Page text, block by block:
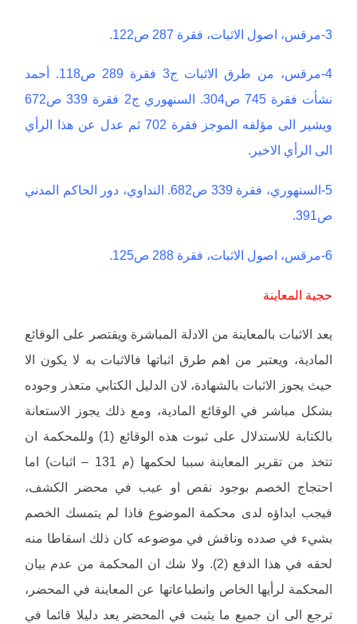
3-مرقس، اصول الاثبات، فقرة 287 ص122.
4-مرقس، من طرق الاثبات ج3 فقرة 289 ص118. أحمد
نشأت فقرة 745 ص304. السنهوري ج2 فقرة 339 ص672
ويشير الى مؤلفه الموجز فقرة 702 ثم عدل عن هذا الرأي
الى الرأي الاخير.
5-السنهوري، فقرة 339 ص682. النداوي، دور الحاكم المدني
ص391.
6-مرقس، اصول الاثبات، فقرة 288 ص125.
حجية المعاينة
يعد الاثبات بالمعاينة من الادلة المباشرة ويقتصر على الوقائع
المادية، ويعتبر من اهم طرق اثباتها فالاثبات به لا يكون الا
حيث يجوز الاثبات بالشهادة، لان الدليل الكتابي متعذر وجوده
بشكل مباشر في الوقائع المادية، ومع ذلك يجوز الاستعانة
بالكتابة للاستدلال على ثبوت هذه الوقائع (1) وللمحكمة ان
تتخذ من تقرير المعاينة سببا لحكمها (م 131 – اثبات) اما
احتجاج الخصم بوجود نقص او عيب في محضر الكشف،
فيجب ابداؤه لدى محكمة الموضوع فاذا لم يتمسك الخصم
بشيء في صدده وناقش في موضوعه كان ذلك اسقاطا منه
لحقه في هذا الدفع (2). ولا شك ان المحكمة من عدم بيان
المحكمة لرأيها الخاص وانطباعاتها عن المعاينة في المحضر،
ترجع الى ان جميع ما يثبت في المحضر يعد دليلا قائما في